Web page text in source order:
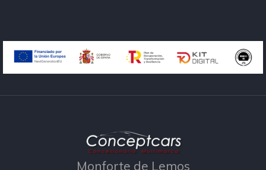
Monforte de Lemos